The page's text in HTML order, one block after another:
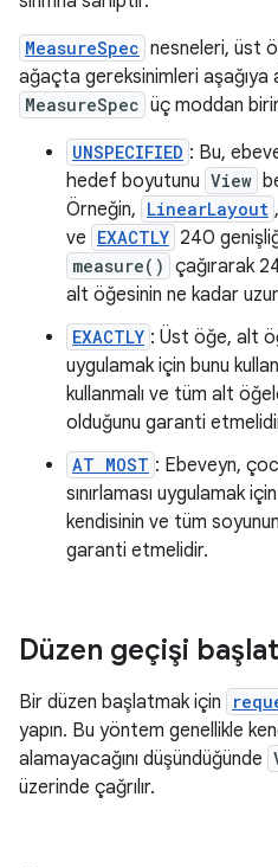
MeasureSpec nesneleri, üst
ağaçta gereksinimleri aşağıya
MeasureSpec üç moddan
UNSPECIFIED : Bu,
hedef boyutunu View
Örneğin, LinearLayout ,
ve EXACTLY 240
measure() çağırarak
alt öğesinin ne kadar
EXACTLY : Üst öğe, alt
uygulamak için bunu
kullanmalı ve tüm alt
olduğunu garanti
AT MOST : Ebeveyn,
sınırlaması uygulamak
kendisinin ve tüm
garanti etmelidir.
Düzen geçişi
Bir düzen başlatmak için
yapın. Bu yöntem genellikle
alamayacağını düşündüğünde
üzerinde çağrılır.